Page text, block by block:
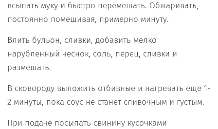
всыпать муку и быстро перемешать. Обжаривать,
постоянно помешивая, примерно минуту.
Влить бульон, сливки, добавить мелко
нарубленный чеснок, соль, перец, сливки и
размешать.
В сковороду выложить отбивные и нагревать еще 1-
2 минуты, пока соус не станет сливочным и густым.
При подаче посыпать свинину кусочками